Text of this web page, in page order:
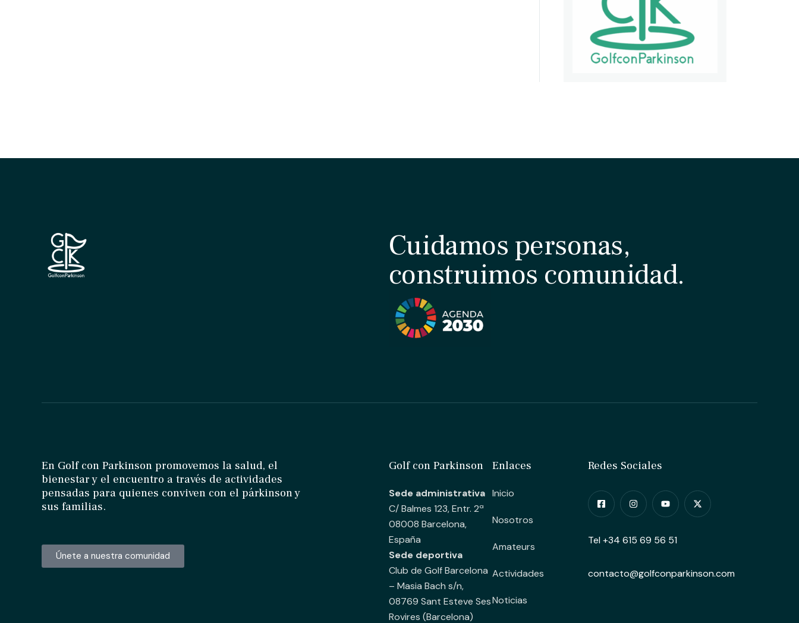
Cuidamos personas,
construimos comunidad.
En Golf con Parkinson promovemos la salud, el
bienestar y el encuentro a través de actividades
pensadas para quienes conviven con el párkinson y
sus familias.
Únete a nuestra comunidad
Golf con Parkinson
Sede administrativa
C/ Balmes 123, Entr. 2ª
08008 Barcelona,
España
Sede deportiva
Club de Golf Barcelona
– Masia Bach s/n,
08769 Sant Esteve Ses
Rovires (Barcelona)
Enlaces
Inicio
Nosotros
Amateurs
Actividades
Noticias
Redes Sociales
Tel +34 615 69 56 51
contacto@golfconparkinson.com